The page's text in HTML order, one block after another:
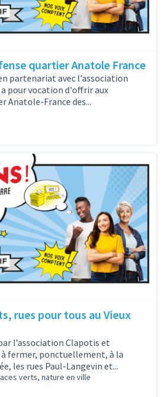
quartier Anatole France
partenariat avec l’association
a pour vocation d'offrir aux
Anatole-France des...
rues pour tous au Vieux
l’association Clapotis et
fermer, ponctuellement, à la
les rues Paul-Langevin et...
verts, nature en ville